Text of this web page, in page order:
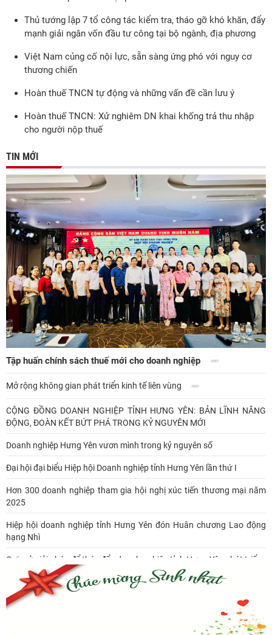
Thủ tướng lập 7 tổ công tác kiểm tra, tháo gỡ khó khăn, đẩy
mạnh giải ngân vốn đầu tư công tại bộ ngành, địa phương
Việt Nam củng cố nội lực, sẵn sàng ứng phó với nguy cơ
thương chiến
Hoàn thuế TNCN tự động và những vấn đề cần lưu ý
Hoàn thuế TNCN: Xử nghiêm DN khai khống trả thu nhập
cho người nộp thuế
TIN MỚI
Tập huấn chính sách thuế mới cho doanh nghiệp
Mở rộng không gian phát triển kinh tế liên vùng
CỘNG ĐỒNG DOANH NGHIỆP TỈNH HƯNG YÊN: BẢN LĨNH NĂNG
ĐỘNG, ĐOÀN KẾT BỨT PHÁ TRONG KỶ NGUYÊN MỚI
Doanh nghiệp Hưng Yên vươn mình trong kỷ nguyên số
Đại hội đại biểu Hiệp hội Doanh nghiệp tỉnh Hưng Yên lần thứ I
Hơn 300 doanh nghiệp tham gia hội nghị xúc tiến thương mại năm
2025
Hiệp hội doanh nghiệp tỉnh Hưng Yên đón Huân chương Lao động
hạng Nhì
Gợi mở giải pháp để thúc đẩy doanh nghiệp tỉnh Hưng Yên phát triển
Ông Đỗ Văn Vẻ là Chủ tịch Hiệp hội Doanh nghiệp tỉnh Hưng Yên
Hiệp hội doanh nghiệp tỉnh Hưng Yên: Cập nhật chính sách thuế mới